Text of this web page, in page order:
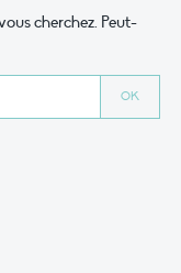
cherchez. Peut-